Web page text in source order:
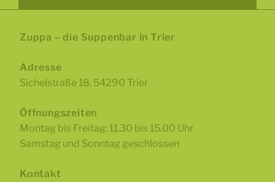
Zuppa – die Suppenbar in Trier
Adresse
Sichelstraße 18, 54290 Trier
Öffnungszeiten
Montag bis Freitag: 11.30 bis 15.00 Uhr
Samstag und Sonntag geschlossen
Kontakt